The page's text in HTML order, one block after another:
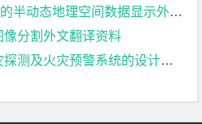
态地理空间数据显示外文翻译资料
分割外文翻译资料
火灾预警系统的设计外文翻译资料